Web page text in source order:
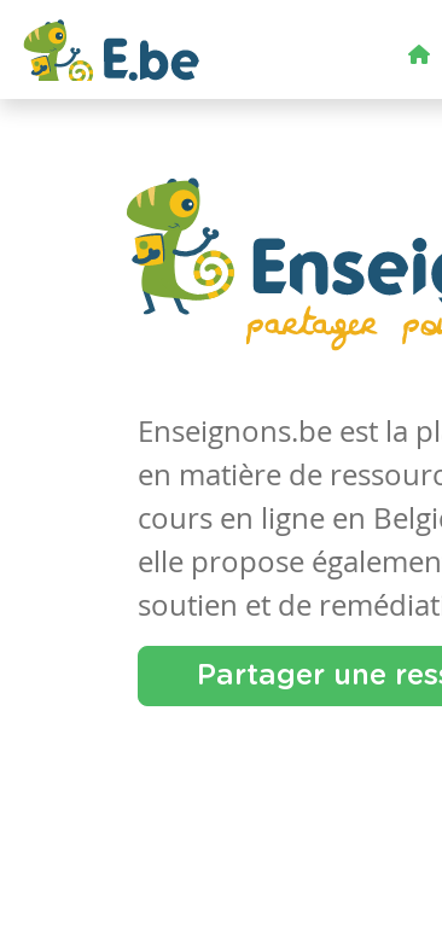
Enseignons.be est la
en matière de
cours en ligne en
elle propose
soutien et de
Partager une